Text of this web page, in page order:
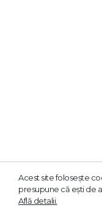
Acest site foloseşte
presupune că eşti de
Află detalii.